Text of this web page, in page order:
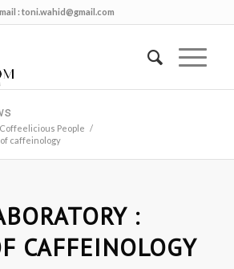
: toni.wahid@gmail.com
Coffeelicious People /
of caffeinology
:
CAFFEINOLOGY